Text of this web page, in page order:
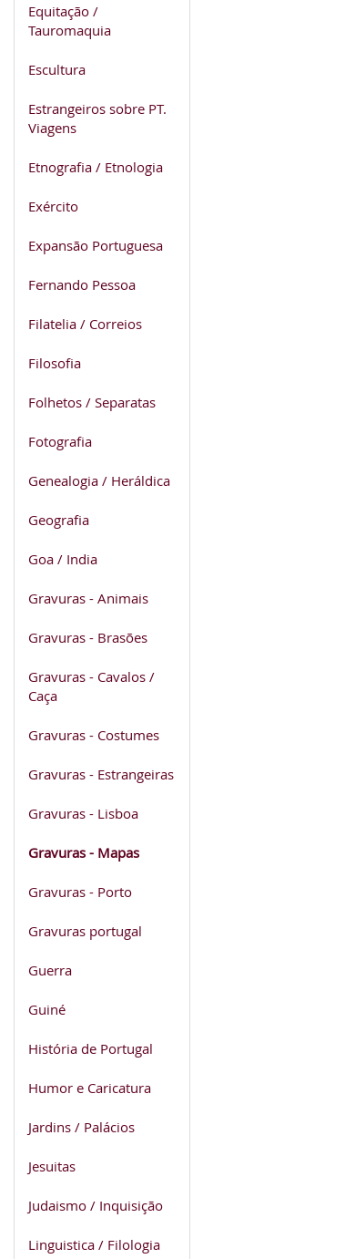
Equitação /
Tauromaquia
Escultura
Estrangeiros sobre PT.
Viagens
Etnografia / Etnologia
Exército
Expansão Portuguesa
Fernando Pessoa
Filatelia / Correios
Filosofia
Folhetos / Separatas
Fotografia
Genealogia / Heráldica
Geografia
Goa / India
Gravuras - Animais
Gravuras - Brasões
Gravuras - Cavalos /
Caça
Gravuras - Costumes
Gravuras - Estrangeiras
Gravuras - Lisboa
Gravuras - Mapas
Gravuras - Porto
Gravuras portugal
Guerra
Guiné
História de Portugal
Humor e Caricatura
Jardins / Palácios
Jesuitas
Judaismo / Inquisição
Linguistica / Filologia